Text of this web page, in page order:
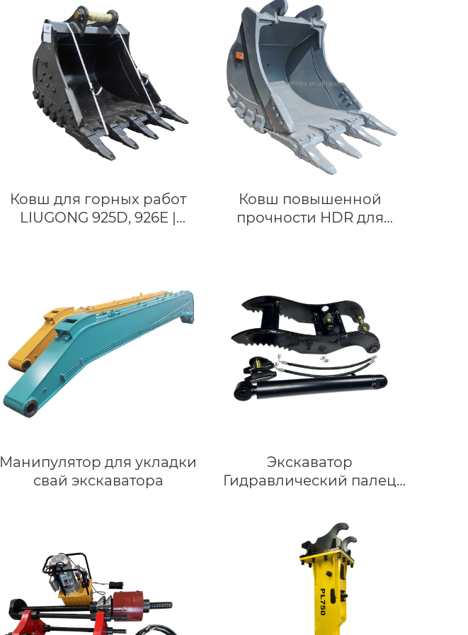
Ковш для горных работ
LIUGONG 925D, 926E |
HDR для твердых пород
Ковш повышенной
прочности HDR для
Манипулятор для укладки
свай экскаватора
Экскаватор
Гидравлический палец
качество для мини-
экскаваторов CAT320E для
экскаваторов весом 20
тонн